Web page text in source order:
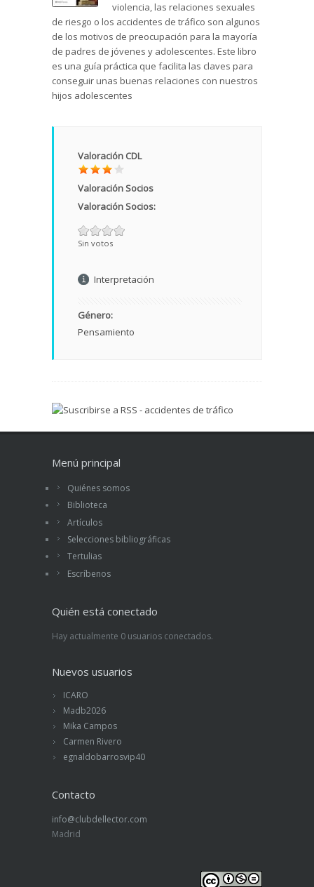
violencia, las relaciones sexuales
de riesgo o los accidentes de tráfico son algunos
de los motivos de preocupación para la mayoría
de padres de jóvenes y adolescentes. Este libro
es una guía práctica que facilita las claves para
conseguir unas buenas relaciones con nuestros
hijos adolescentes
Valoración CDL
Valoración Socios
Valoración Socios:
Sin votos
Interpretación
Género:
Pensamiento
Menú principal
Quiénes somos
Biblioteca
Artículos
Selecciones bibliográficas
Tertulias
Escríbenos
Quién está conectado
Hay actualmente 0 usuarios conectados.
Nuevos usuarios
ICARO
Madb2026
Mika Campos
Carmen Rivero
egnaldobarrosvip40
Contacto
info@clubdellector.com
Madrid